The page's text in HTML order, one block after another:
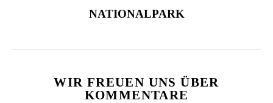
NATIONALPARK
WIR FREUEN UNS ÜBER
KOMMENTARE